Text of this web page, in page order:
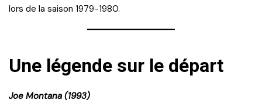
lors de la saison 1979-1980.
Une légende sur le départ
Joe Montana (1993)